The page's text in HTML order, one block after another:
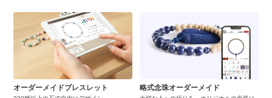
オーダーメイドブレスレット 略式念珠オーダーメイド